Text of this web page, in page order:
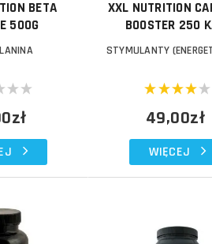
BETA
500G
XXL NUTRITION
BOOSTER 250
STYMULANTY
49,00zł
WIĘCEJ